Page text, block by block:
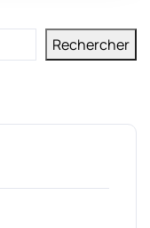
Rechercher